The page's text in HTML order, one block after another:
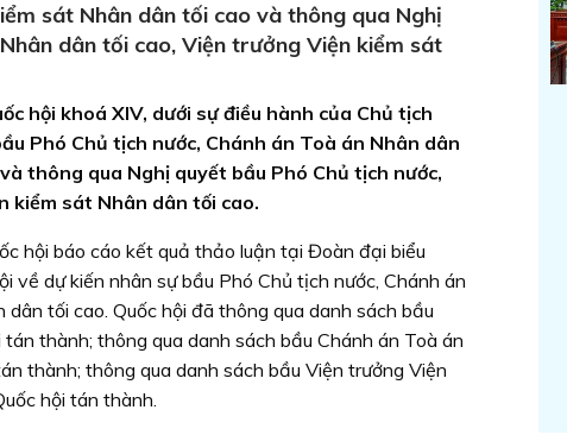
sát Nhân dân tối cao và thông qua Nghị
dân tối cao, Viện trưởng Viện kiểm sát
hội khoá XIV, dưới sự điều hành của Chủ tịch
Phó Chủ tịch nước, Chánh án Toà án Nhân dân
thông qua Nghị quyết bầu Phó Chủ tịch nước,
kiểm sát Nhân dân tối cao.
hội báo cáo kết quả thảo luận tại Đoàn đại biểu
về dự kiến nhân sự bầu Phó Chủ tịch nước, Chánh án
tối cao. Quốc hội đã thông qua danh sách bầu
thành; thông qua danh sách bầu Chánh án Toà án
thành; thông qua danh sách bầu Viện trưởng Viện
hội tán thành.